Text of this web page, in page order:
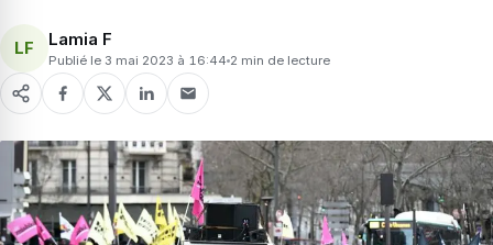
LF Lamia F
Publié le 3 mai 2023 à 16:44 2 min de lecture